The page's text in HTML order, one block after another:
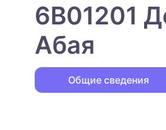
6B01201
Абая
Общие сведения